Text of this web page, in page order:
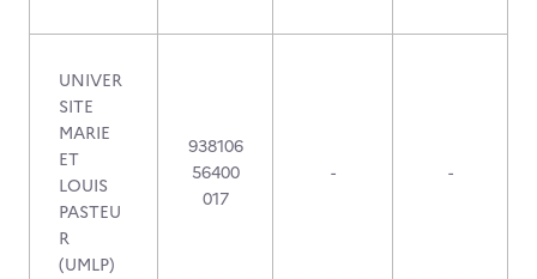
UNIVER
SITE
MARIE
ET
LOUIS
PASTEU
R
(UMLP)
938106
56400
017
- -